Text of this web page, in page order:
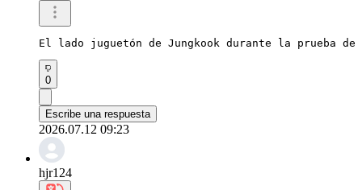
El lado juguetón de Jungkook durante la prueba
0
Escribe una respuesta
2026.07.12 09:23
hjr124